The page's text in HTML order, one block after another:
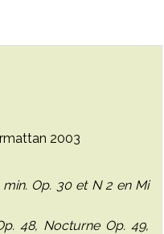
2003
Op. 30 et N 2 en Mi
48, Nocturne Op. 49,